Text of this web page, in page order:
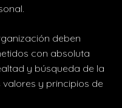
deben
con absoluta
y búsqueda de la
y principios de